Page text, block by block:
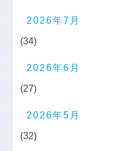
2026年7月
(34)
2026年6月
(27)
2026年5月
(32)